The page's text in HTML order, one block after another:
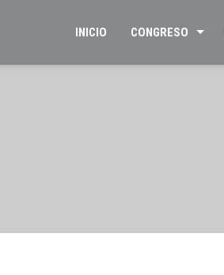
INICIO CONGRESO